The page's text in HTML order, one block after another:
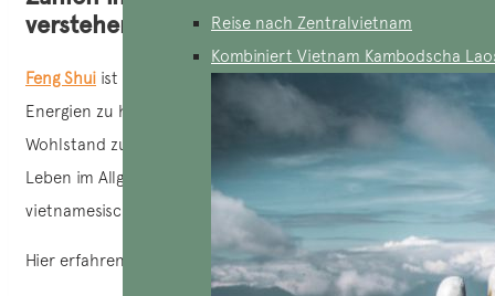
Reise nach Zentralvietnam
Kombiniert Vietnam Kambodscha
verstehen
Feng Shui ist eine uralte Praxis, die darauf abzielt, die
Energien zu harmonisieren, um Wohlbefinden und
Wohlstand zu fördern. Es hat einen großen Einfluss auf das
Leben im Allgemeinen, darunter auch auf die Zahlen in der
vietnamesischen Kultur, die als Glücksbringer gelten.
Hier erfahren Sie, wie Feng Shui die Zahlen beeinflusst: